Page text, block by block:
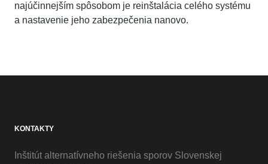
najúčinnejším spôsobom je reinštalácia celého systému
a nastavenie jeho zabezpečenia nanovo.
KONTAKTY
Inštitút alternatívneho riešenia sporov Slovenskej